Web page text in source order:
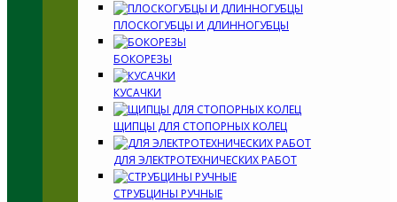
ПЛОСКОГУБЦЫ И ДЛИННОГУБЦЫ
БОКОРЕЗЫ
КУСАЧКИ
ЩИПЦЫ ДЛЯ СТОПОРНЫХ КОЛЕЦ
ДЛЯ ЭЛЕКТРОТЕХНИЧЕСКИХ РАБОТ
СТРУБЦИНЫ РУЧНЫЕ